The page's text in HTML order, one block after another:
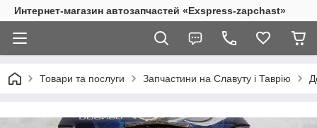
Интернет-магазин автозапчастей «Exspress-zapchast»
Товари та послуги Запчастини на Славуту і Таврію